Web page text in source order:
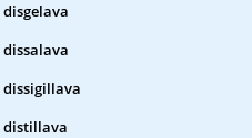
disgelava
dissalava
dissigillava
distillava